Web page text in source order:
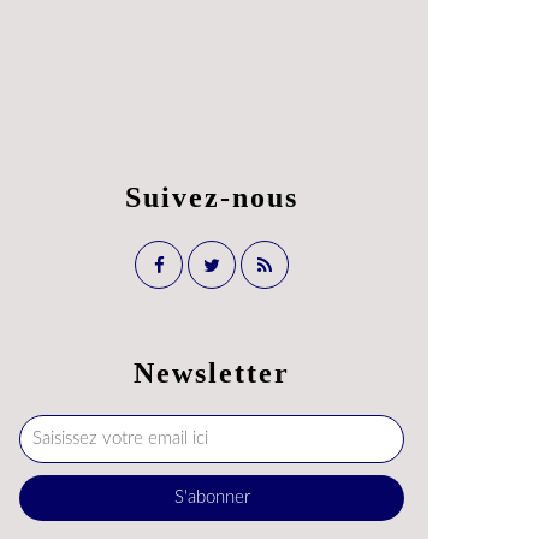
Newsletter
Suivez-nous